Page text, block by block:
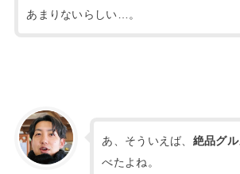
あまりないらしい…。
あ、そういえば、 絶品グル
べたよね。